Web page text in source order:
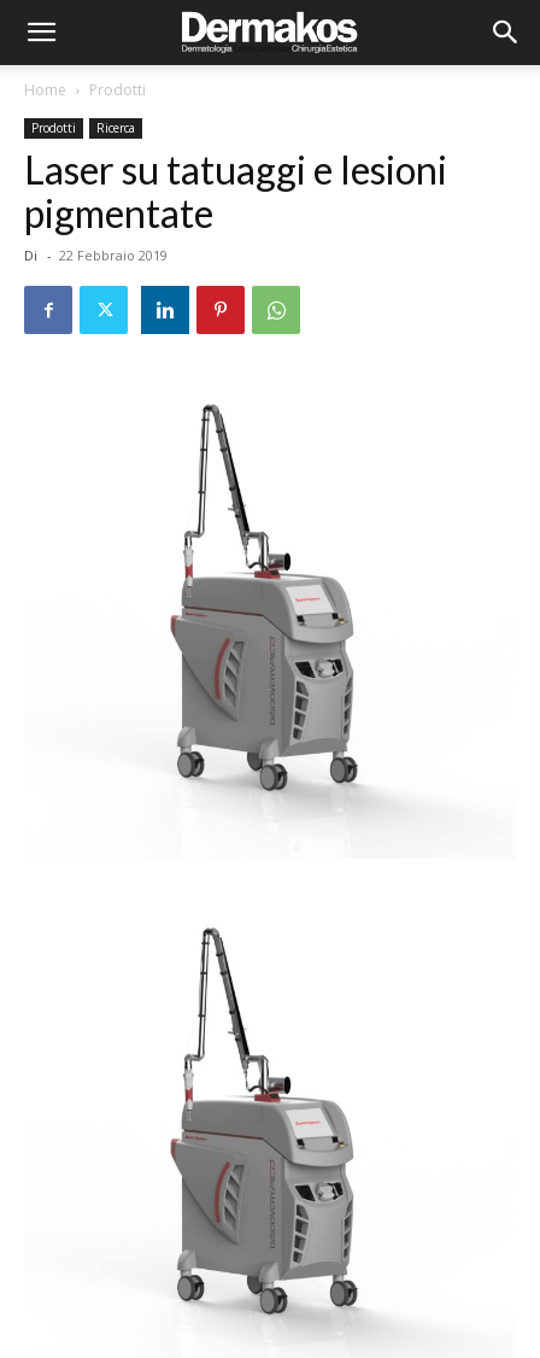
Home Prodotti
Prodotti Ricerca
Laser su tatuaggi e lesioni
pigmentate
Di - 22 Febbraio 2019